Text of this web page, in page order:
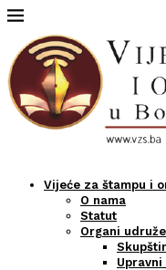
Vijeće za štampu i
O nama
Statut
Organi